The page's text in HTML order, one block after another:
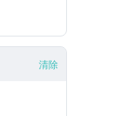
清除